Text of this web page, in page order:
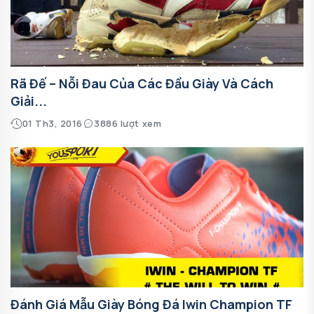
Rã Đế – Nỗi Đau Của Các Đầu Giày Và Cách
Giải...
01 Th3, 2016 3886 lượt xem
Đánh Giá Mẫu Giày Bóng Đá Iwin Champion TF